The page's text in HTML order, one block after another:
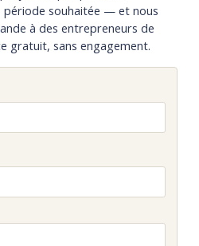
période souhaitée — et nous
à des entrepreneurs de
gratuit, sans engagement.